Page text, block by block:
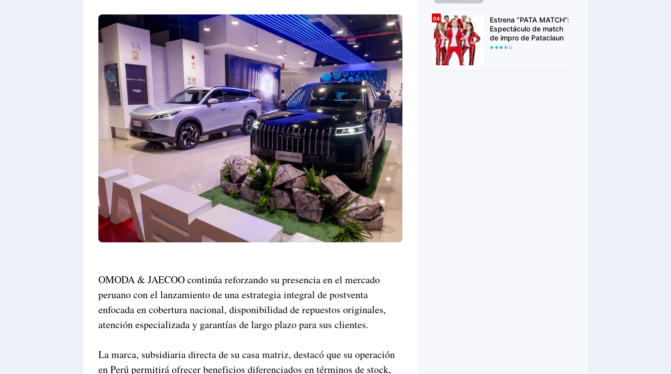
OMODA & JAECOO continúa reforzando su presencia en el mercado
peruano con el lanzamiento de una estrategia integral de postventa
enfocada en cobertura nacional, disponibilidad de repuestos originales,
atención especializada y garantías de largo plazo para sus clientes.
La marca, subsidiaria directa de su casa matriz, destacó que su operación
en Perú permitirá ofrecer beneficios diferenciados en términos de stock,
Estrena “PATA MATCH”:
Espectáculo de match
de impro de Pataclaun